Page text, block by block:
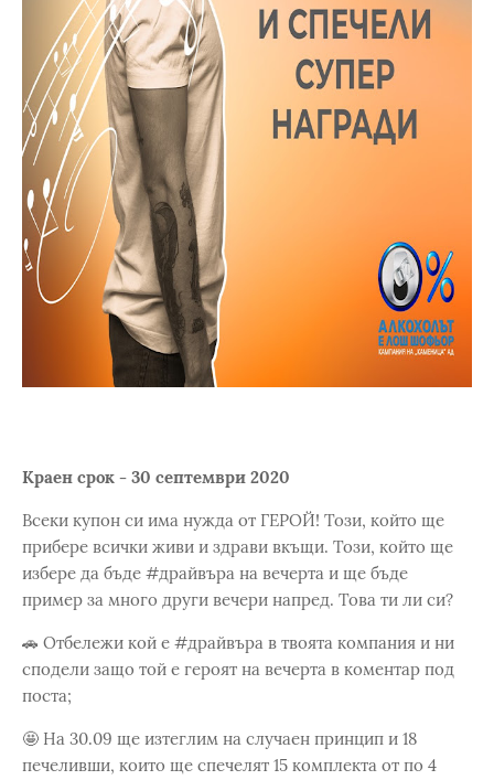
Краен срок - 30 септември 2020
Всеки купон си има нужда от ГЕРОЙ! Този, който ще
прибере всички живи и здрави вкъщи. Този, който ще
избере да бъде #драйвъра на вечерта и ще бъде
пример за много други вечери напред. Това ти ли си?
🚗 Отбележи кой е #драйвъра в твоята компания и ни
сподели защо той е героят на вечерта в коментар под
поста;
🤩 На 30.09 ще изтеглим на случаен принцип и 18
печеливши, които ще спечелят 15 комплекта от по 4